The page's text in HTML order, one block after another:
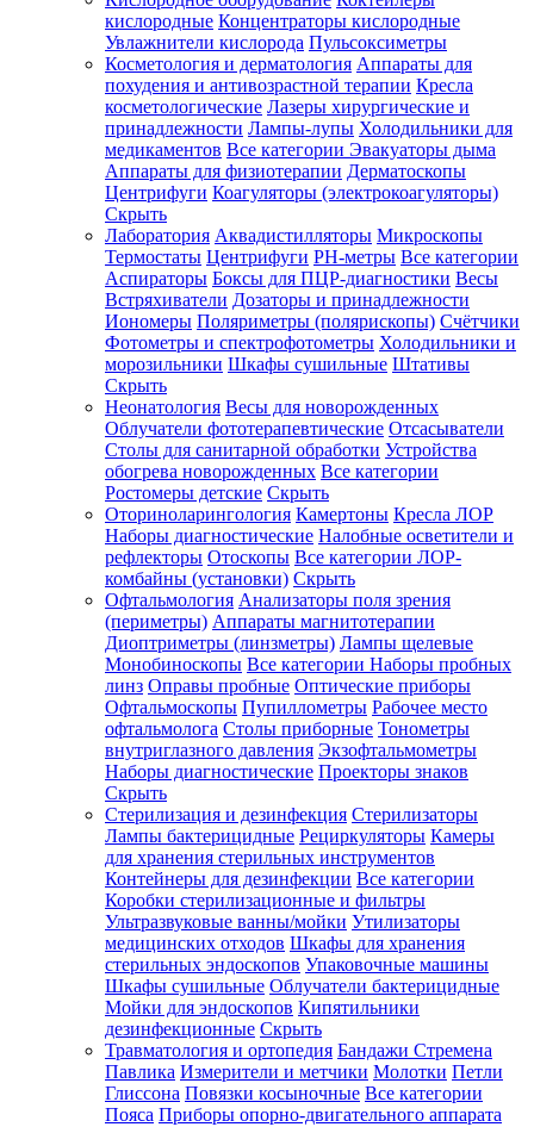
Зарегистрироваться
Зачем
регистрироваться?
Все
покупки
одном
месте
Личный
менеджер
Отслеживание
статуса
заказа
кислородные Концентраторы кислородные
Увлажнители кислорода Пульсоксиметры
Косметология и дерматология Аппараты для
похудения и антивозрастной терапии Кресла
косметологические Лазеры хирургические и
принадлежности Лампы-лупы Холодильники для
медикаментов Все категории Эвакуаторы дыма
Аппараты для физиотерапии Дерматоскопы
Центрифуги Коагуляторы (электрокоагуляторы)
Скрыть
Лаборатория Аквадистилляторы Микроскопы
Термостаты Центрифуги PH-метры Все категории
Аспираторы Боксы для ПЦР-диагностики Весы
Встряхиватели Дозаторы и принадлежности
Иономеры Поляриметры (полярископы) Счётчики
Фотометры и спектрофотометры Холодильники и
морозильники Шкафы сушильные Штативы
Скрыть
Неонатология Весы для новорожденных
Облучатели фототерапевтические Отсасыватели
Столы для санитарной обработки Устройства
обогрева новорожденных Все категории
Ростомеры детские Скрыть
Оториноларингология Камертоны Кресла ЛОР
Наборы диагностические Налобные осветители и
рефлекторы Отоскопы Все категории ЛОР-
комбайны (установки) Скрыть
Офтальмология Анализаторы поля зрения
(периметры) Аппараты магнитотерапии
Диоптриметры (линзметры) Лампы щелевые
Монобиноскопы Все категории Наборы пробных
линз Оправы пробные Оптические приборы
Офтальмоскопы Пупиллометры Рабочее место
офтальмолога Столы приборные Тонометры
внутриглазного давления Экзофтальмометры
Наборы диагностические Проекторы знаков
Скрыть
Стерилизация и дезинфекция Стерилизаторы
Лампы бактерицидные Рециркуляторы Камеры
для хранения стерильных инструментов
Контейнеры для дезинфекции Все категории
Коробки стерилизационные и фильтры
Ультразвуковые ванны/мойки Утилизаторы
медицинских отходов Шкафы для хранения
стерильных эндоскопов Упаковочные машины
Шкафы сушильные Облучатели бактерицидные
Мойки для эндоскопов Кипятильники
дезинфекционные Скрыть
Травматология и ортопедия Бандажи Стремена
Павлика Измерители и метчики Молотки Петли
Глиссона Повязки косыночные Все категории
Пояса Приборы опорно-двигательного аппарата